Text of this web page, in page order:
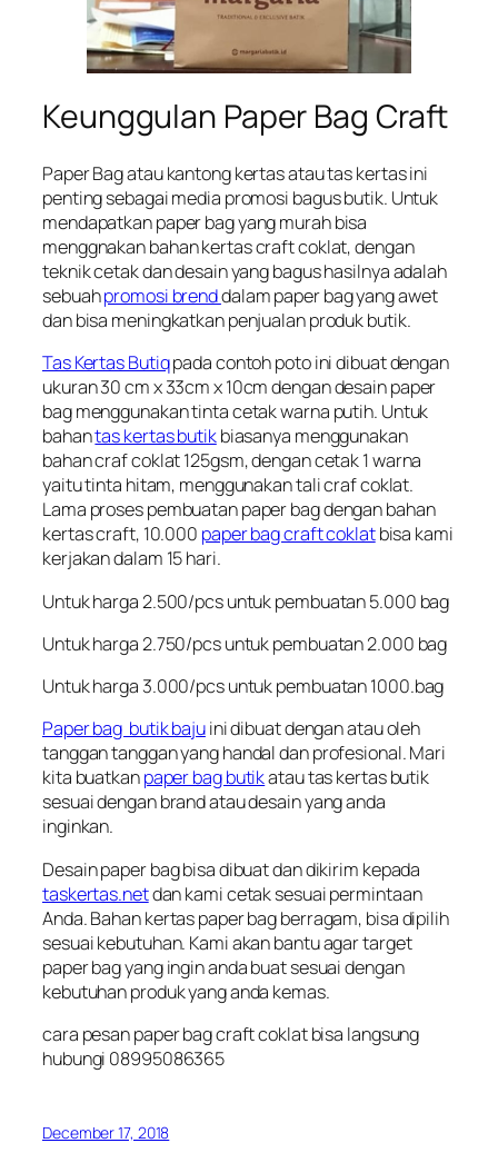
Keunggulan Paper Bag Craft
Paper Bag atau kantong kertas atau tas kertas ini
penting sebagai media promosi bagus butik. Untuk
mendapatkan paper bag yang murah bisa
menggnakan bahan kertas craft coklat, dengan
teknik cetak dan desain yang bagus hasilnya adalah
sebuahpromosi brenddalam paper bag yang awet
dan bisa meningkatkan penjualan produk butik.
Tas Kertas Butiqpada contoh poto ini dibuat dengan
ukuran 30 cm x 33cm x 10cm dengan desain paper
bag menggunakan tinta cetak warna putih. Untuk
bahantas kertas butikbiasanya menggunakan
bahan craf coklat 125gsm, dengan cetak 1 warna
yaitu tinta hitam, menggunakan tali craf coklat.
Lama proses pembuatan paper bag dengan bahan
kertas craft, 10.000 paper bag craft coklatbisa kami
kerjakan dalam 15 hari.
Untuk harga 2.500/pcs untuk pembuatan 5.000 bag
Untuk harga 2.750/pcs untuk pembuatan 2.000 bag
Untuk harga 3.000/pcs untuk pembuatan 1000.bag
Paper bag butik bajuini dibuat dengan atau oleh
tanggan tanggan yang handal dan profesional. Mari
kita buatkanpaper bag butikatau tas kertas butik
sesuai dengan brand atau desain yang anda
inginkan.
Desain paper bag bisa dibuat dan dikirim kepada
taskertas.netdan kami cetak sesuai permintaan
Anda. Bahan kertas paper bag berragam, bisa dipilih
sesuai kebutuhan. Kami akan bantu agar target
paper bag yang ingin anda buat sesuai dengan
kebutuhan produk yang anda kemas.
cara pesan paper bag craft coklat bisa langsung
hubungi 08995086365
December 17, 2018